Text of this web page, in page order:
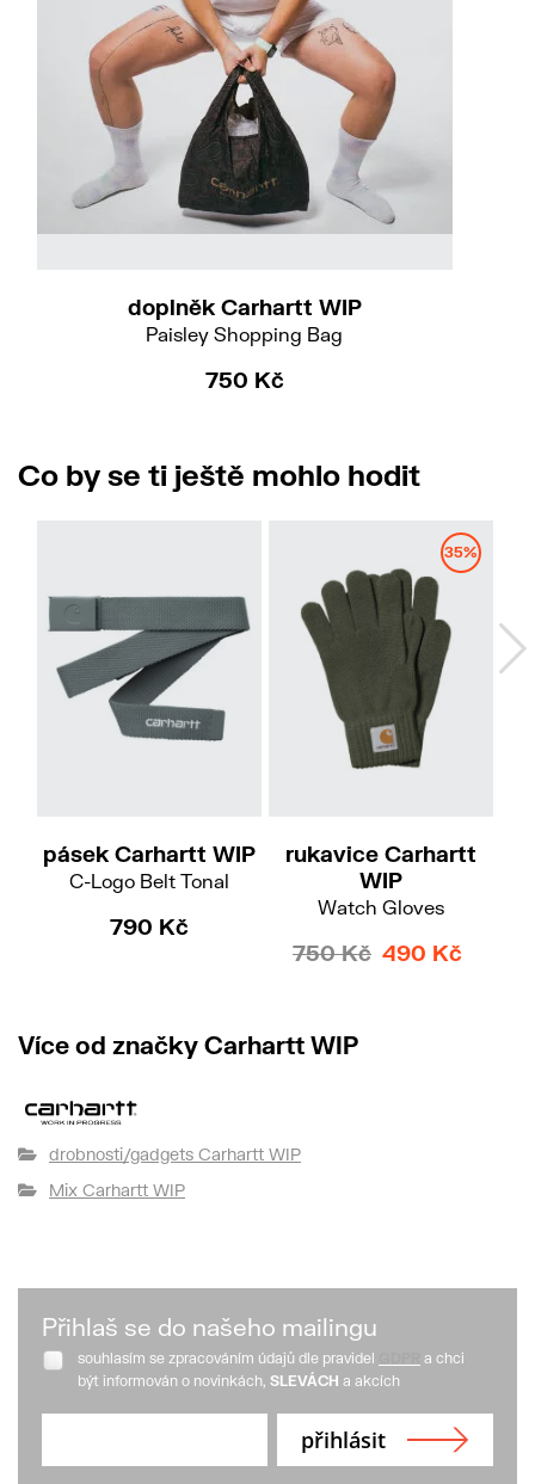
doplněk Carhartt WIP
Paisley Shopping Bag
750 Kč
Co by se ti ještě mohlo hodit
pásek Carhartt WIP
C-Logo Belt Tonal
790 Kč
35%
rukavice Carhartt
WIP
Watch Gloves
750 Kč 490 Kč
Více od značky Carhartt WIP
drobnosti/gadgets Carhartt WIP
Mix Carhartt WIP
Přihlaš se do našeho mailingu
souhlasím se zpracováním údajů dle pravidel
a chci
být informován o novinkách, SLEVÁCH a akcích